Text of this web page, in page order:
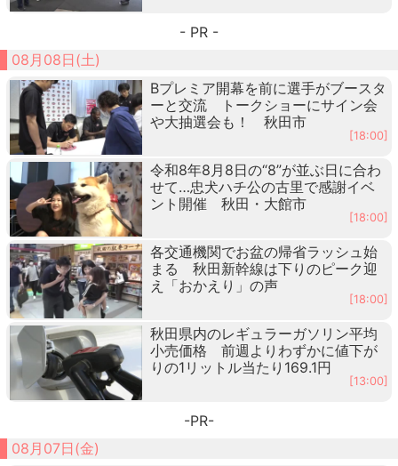
- PR -
08月08日(土)
Bプレミア開幕を前に選手がブースタ
ーと交流 トークショーにサイン会
や大抽選会も！ 秋田市
[18:00]
令和8年8月8日の“8”が並ぶ日に合わ
せて…忠犬ハチ公の古里で感謝イベ
ント開催 秋田・大館市
[18:00]
各交通機関でお盆の帰省ラッシュ始
まる 秋田新幹線は下りのピーク迎
え「おかえり」の声
[18:00]
秋田県内のレギュラーガソリン平均
小売価格 前週よりわずかに値下が
りの1リットル当たり169.1円
[13:00]
-PR-
08月07日(金)